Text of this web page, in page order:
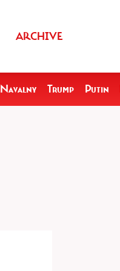
ARCHIVE
Navalny Trump Putin